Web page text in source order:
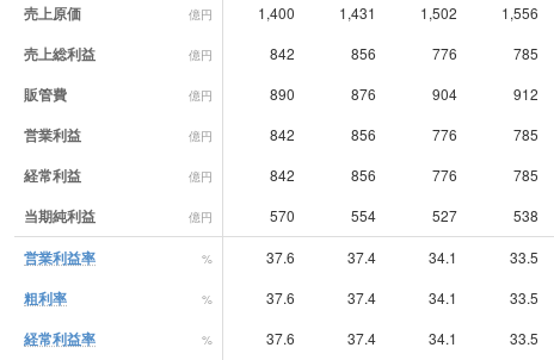
売上原価 億円 1,400 1,431 1,502 1,556
売上総利益 億円 842 856 776 785
販管費 億円 890 876 904 912
営業利益 億円 842 856 776 785
経常利益 億円 842 856 776 785
当期純利益 億円 570 554 527 538
営業利益率 % 37.6 37.4 34.1 33.5
粗利率 % 37.6 37.4 34.1 33.5
経常利益率 % 37.6 37.4 34.1 33.5